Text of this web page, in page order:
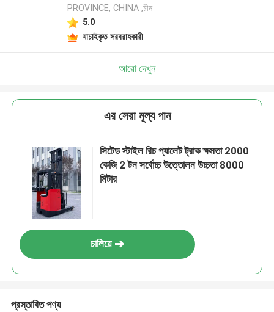
PROVINCE, CHINA ,চীন
5.0
যাচাইকৃত সরবরাহকারী
আরো দেখুন
এর সেরা মূল্য পান
সিটেড স্টাইল রিচ প্যালেট ট্রাক ক্ষমতা 2000
কেজি 2 টন সর্বোচ্চ উত্তোলন উচ্চতা 8000
মিটার
চালিয়ে
প্রস্তাবিত পণ্য